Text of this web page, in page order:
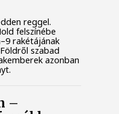
reggel.
felszínébe
rakétájának
szabad
azonban
–